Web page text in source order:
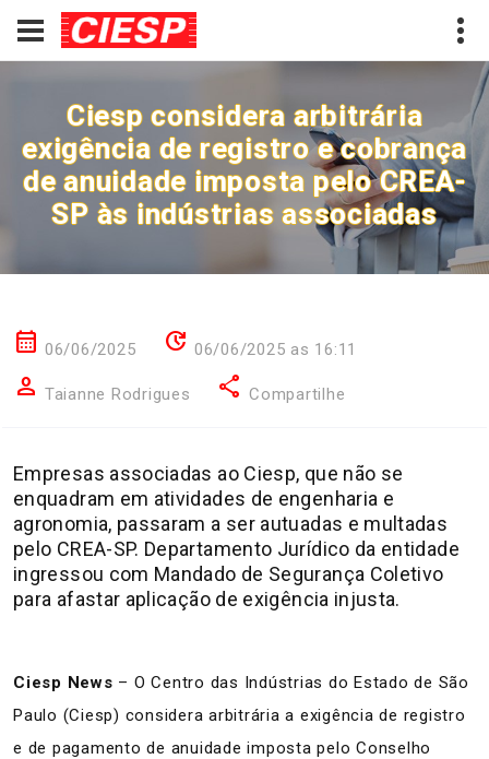
Ciesp considera arbitrária
exigência de registro e cobrança
de anuidade imposta pelo CREA-
SP às indústrias associadas
calendar_month 06/06/2025 update 06/06/2025 as 16:11
person Taianne Rodrigues share Compartilhe
Empresas associadas ao Ciesp, que não se
enquadram em atividades de engenharia e
agronomia, passaram a ser autuadas e multadas
pelo CREA-SP. Departamento Jurídico da entidade
ingressou com Mandado de Segurança Coletivo
para afastar aplicação de exigência injusta.
Ciesp News – O Centro das Indústrias do Estado de São
Paulo (Ciesp) considera arbitrária a exigência de registro
e de pagamento de anuidade imposta pelo Conselho